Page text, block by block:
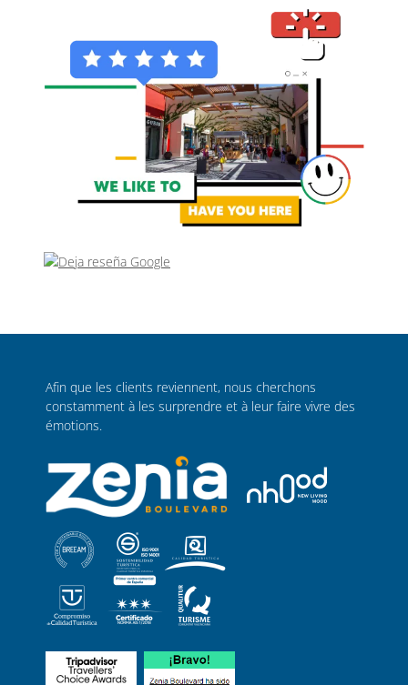
Afin que les clients reviennent, nous cherchons
constamment à les surprendre et à leur faire vivre des
émotions.